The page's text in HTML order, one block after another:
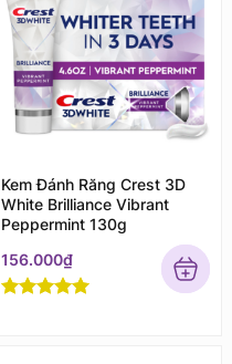
Kem Đánh Răng Crest 3D
White Brilliance Vibrant
Peppermint 130g
156.000₫